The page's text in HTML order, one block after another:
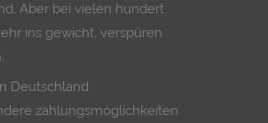
Aber bei vielen hundert
ins gewicht, verspüren
Deutschland
zahlungsmöglichkeiten